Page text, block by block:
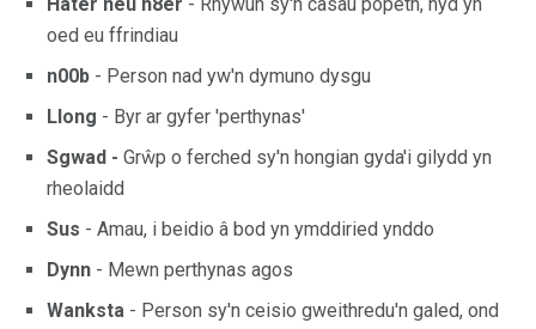
oed eu ffrindiau
n00b - Person nad yw'n dymuno dysgu
Llong - Byr ar gyfer 'perthynas'
Sgwad - Grŵp o ferched sy'n hongian gyda'i gilydd yn
rheolaidd
Sus - Amau, i beidio â bod yn ymddiried ynddo
Dynn - Mewn perthynas agos
Wanksta - Person sy'n ceisio gweithredu'n galed, ond